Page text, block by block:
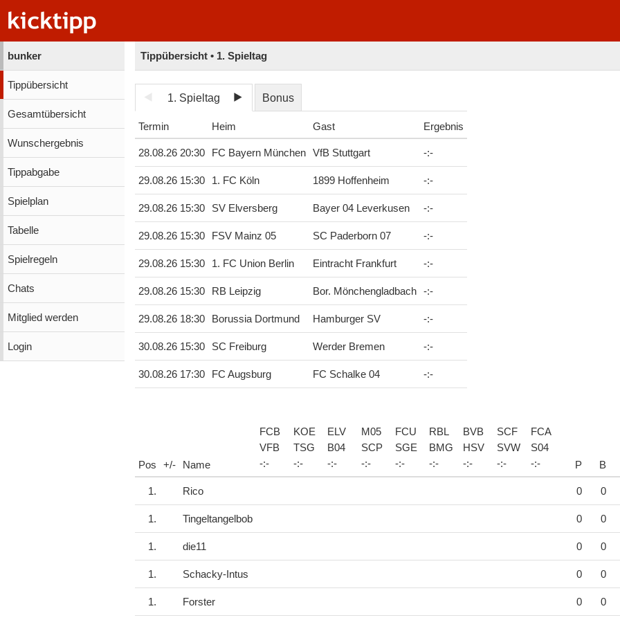
bunker
Tippübersicht
Gesamtübersicht
Wunschergebnis
Tippabgabe
Spielplan
Tabelle
Spielregeln
Chats
Mitglied werden
Login
Tippübersicht • 1. Spieltag
1. Spieltag Bonus
Termin Heim Gast Ergebnis
28.08.26 20:30 FC Bayern München VfB Stuttgart -:-
29.08.26 15:30 1. FC Köln 1899 Hoffenheim -:-
29.08.26 15:30 SV Elversberg Bayer 04 Leverkusen -:-
29.08.26 15:30 FSV Mainz 05 SC Paderborn 07 -:-
29.08.26 15:30 1. FC Union Berlin Eintracht Frankfurt -:-
29.08.26 15:30 RB Leipzig Bor. Mönchengladbach -:-
29.08.26 18:30 Borussia Dortmund Hamburger SV -:-
30.08.26 15:30 SC Freiburg Werder Bremen -:-
30.08.26 17:30 FC Augsburg FC Schalke 04 -:-
Pos +/- Name
FCB
VFB
-:-
KOE
TSG
-:-
ELV
B04
-:-
M05
SCP
-:-
FCU
SGE
-:-
RBL
BMG
-:-
BVB
HSV
-:-
SCF
SVW
-:-
FCA
S04
-:- P B
1. Rico 0 0
1. Tingeltangelbob 0 0
1. die11 0 0
1. Schacky-Intus 0 0
1. Forster 0 0